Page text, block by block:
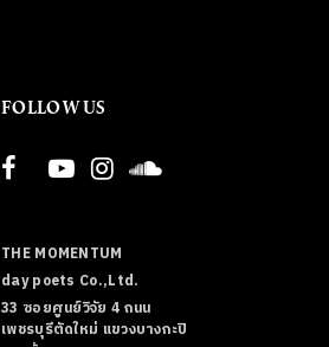
FOLLOW US
THE MOMENTUM
day poets Co.,Ltd.
33 ซอยศูนย์วิจัย 4 ถนน
เพชรบุรีตัดใหม่ แขวงบางกะปิ